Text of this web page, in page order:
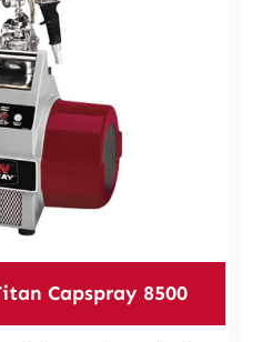
Capspray 8500